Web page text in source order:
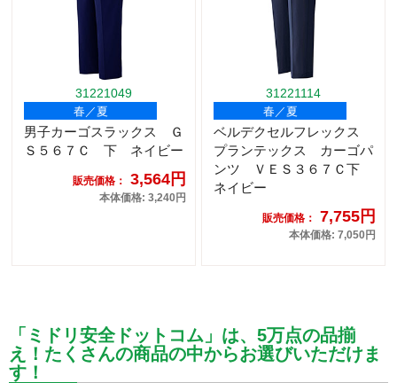
31221049
春／夏
男子カーゴスラックス Ｇ
Ｓ５６７Ｃ 下 ネイビー
販売価格： 3,564円
本体価格: 3,240円
31221114
春／夏
ベルデクセルフレックス
プランテックス カーゴパ
ンツ ＶＥＳ３６７Ｃ下
ネイビー
販売価格： 7,755円
本体価格: 7,050円
「ミドリ安全ドットコム」は、5万点の品揃
え！たくさんの商品の中からお選びいただけま
す！